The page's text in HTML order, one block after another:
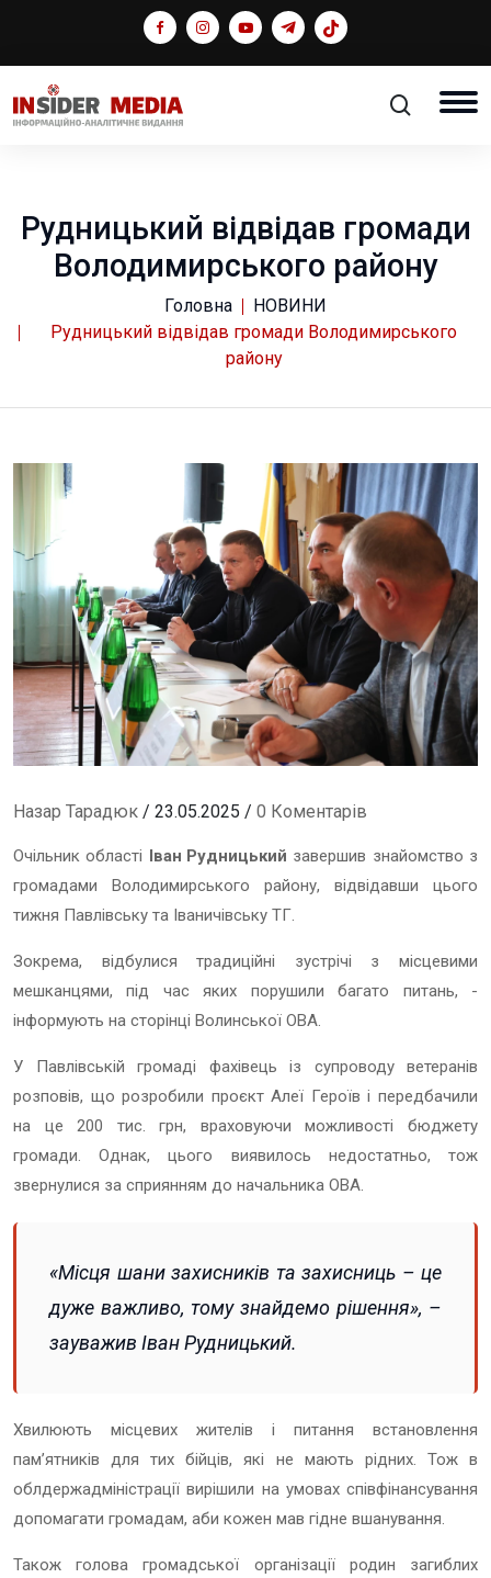
Рудницький відвідав громади
Володимирського району
Головна
НОВИНИ
Рудницький відвідав громади Володимирського
району
Назар Тарадюк / 23.05.2025 / 0 Коментарів
Очільник області Іван Рудницький завершив знайомство з
громадами Володимирського району, відвідавши цього
тижня Павлівську та Іваничівську ТГ.
Зокрема, відбулися традиційні зустрічі з місцевими
мешканцями, під час яких порушили багато питань, -
інформують на сторінці Волинської ОВА.
У Павлівській громаді фахівець із супроводу ветеранів
розповів, що розробили проєкт Алеї Героїв і передбачили
на це 200 тис. грн, враховуючи можливості бюджету
громади. Однак, цього виявилось недостатньо, тож
звернулися за сприянням до начальника ОВА.
«Місця шани захисників та захисниць – це
дуже важливо, тому знайдемо рішення», –
зауважив Іван Рудницький.
Хвилюють місцевих жителів і питання встановлення
пам’ятників для тих бійців, які не мають рідних. Тож в
облдержадміністрації вирішили на умовах співфінансування
допомагати громадам, аби кожен мав гідне вшанування.
Також голова громадської організації родин загиблих